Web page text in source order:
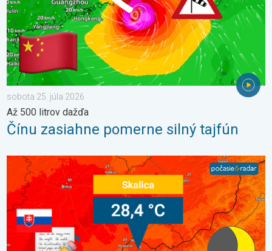
sobota 25. júla 2026
Až 500 litrov dažďa
Čínu zasiahne pomerne silný tajfún
Bol prekonaný rekord minimálnej teploty. Extrémne horúčavy